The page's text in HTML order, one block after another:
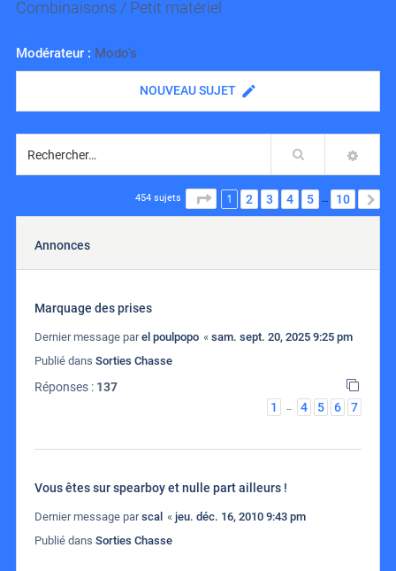
Combinaisons / Petit matériel
Modérateur : Modo's
NOUVEAU SUJET
Rechercher
454 sujets PAGE 1 SUR 10
1 2 3 4 5 … 10
Annonces
Marquage des prises
Dernier message parel poulpopo « sam. sept. 20, 2025 9:25 pm
Publié dans Sorties Chasse
Réponses : 137
1
… 4 5 6 7
Vous êtes sur spearboy et nulle part ailleurs !
Dernier message parscal « jeu. déc. 16, 2010 9:43 pm
Publié dans Sorties Chasse